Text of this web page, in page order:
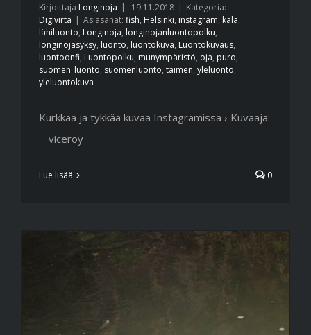
Kirjoittaja Longinoja | 19.11.2018 | Kategoria:
Digivirta | Asiasanat: fish, Helsinki, instagram, kala,
lähiluonto, Longinoja, longinojanluontopolku,
longinojasyksy, luonto, luontokuva, Luontokuvaus,
luontoonfi, Luontopolku, munympäristö, oja, puro,
suomen_luonto, suomenluonto, taimen, yleluonto,
yleluontokuva
Kurkkaa ja tykkää kuvaa Instagramissa › Kuvaaja:
__viceroy__
Lue lisää 0